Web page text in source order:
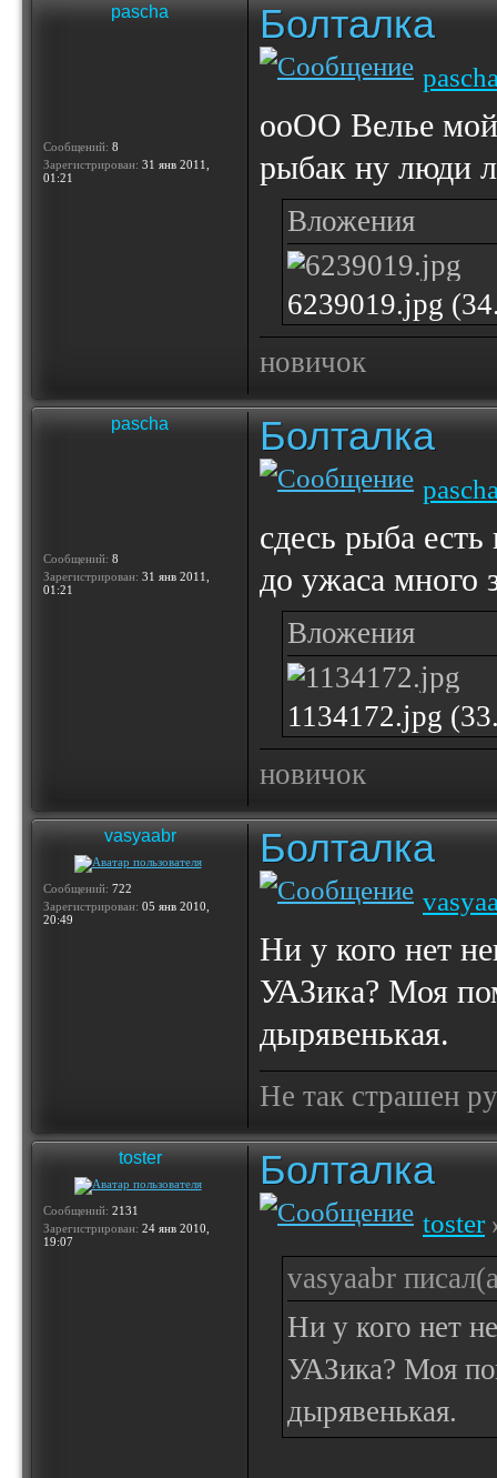
pascha
Сообщений: 8
Зарегистрирован: 31 янв 2011,
01:21
Болталка
ооОО Велье мой
рыбак ну люди
Вложения
6239019.jpg
новичок
pascha
Сообщений: 8
Зарегистрирован: 31 янв 2011,
01:21
Болталка
сдесь рыба
до ужаса много
Вложения
1134172.jpg
новичок
vasyaabr
Сообщений: 722
Зарегистрирован: 05 янв 2010,
20:49
Болталка
Ни у кого нет
УАЗика? Моя
дырявенькая.
Не так страшен
toster
Сообщений: 2131
Зарегистрирован: 24 янв 2010,
19:07
Болталка
toster
vasyaabr
Ни у кого нет
УАЗика? Моя
дырявенькая.